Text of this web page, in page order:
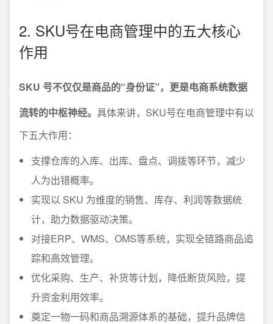
2. SKU号在电商管理中的五大核心
作用
SKU 号不仅仅是商品的“身份证”，更是电商系统数据
流转的中枢神经。 具体来讲，SKU号在电商管理中有以
下五大作用：
支撑仓库的入库、出库、盘点、调拨等环节，减少
人为出错概率。
实现以 SKU 为维度的销售、库存、利润等数据统
计，助力数据驱动决策。
对接ERP、WMS、OMS等系统，实现全链路商品追
踪和高效管理。
优化采购、生产、补货等计划，降低断货风险，提
升资金利用效率。
奠定一物一码和商品溯源体系的基础，提升品牌信